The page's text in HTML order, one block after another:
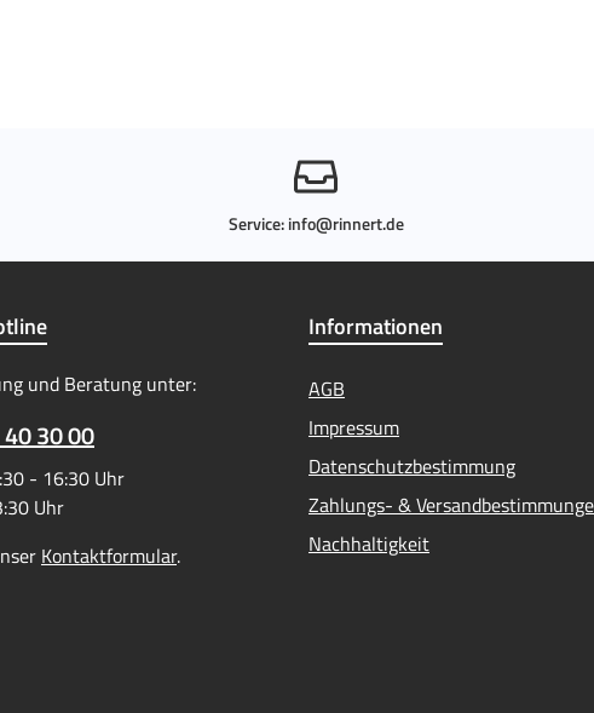
Service:info@rinnert.de
und Beratung unter:
30 00
- 16:30 Uhr
Uhr
Kontaktformular.
Informationen
AGB
Impressum
Datenschutzbestimmung
Zahlungs- &
Nachhaltigkeit